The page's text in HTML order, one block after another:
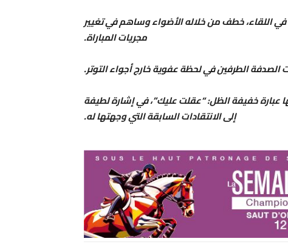
في اللقاء، خطف من خلاله الأضواء وساهم في تغيير
مجريات المباراة.
الصدفة الطرفين في لحظة عفوية خارج أجواء التوتر.
عبارة خفيفة الظل: “عقلت عليك”، في إشارة لطيفة
إلى الانتقادات السابقة التي وجهتها له.